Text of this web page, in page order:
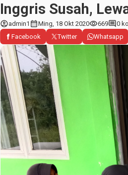
Inggris Susah,
account_circleadmin1 calendar_monthMing, 18 Okt 2020visibility669comment0
Facebook
Twitter Whatsapp